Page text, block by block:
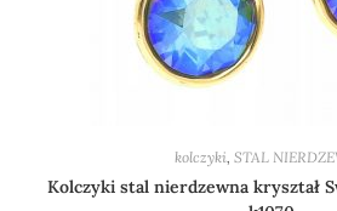
kolczyki STAL
Kolczyki stal nierdzewna kryształ